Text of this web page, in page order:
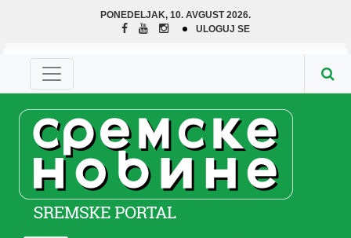
PONEDELJAK, 10. AVGUST 2026.
ULOGUJ SE